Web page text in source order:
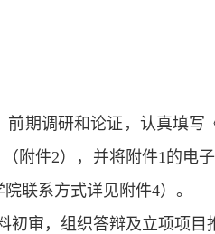
期调研和论证，认真填
附件2），并将附件1的电
院联系方式详见附件4）。
审，组织答辩及立项项目